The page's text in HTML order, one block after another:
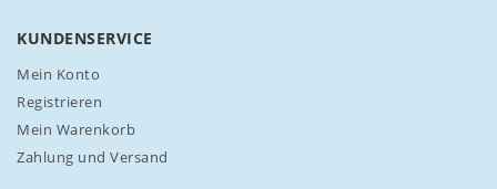
n
KUNDENSERVICE
Mein Konto
Registrieren
Mein Warenkorb
Zahlung und Versand